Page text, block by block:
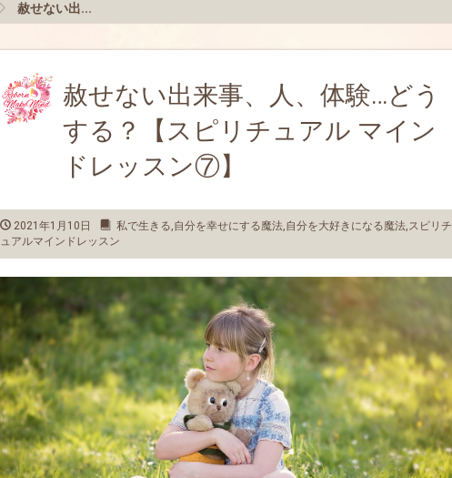
赦せない出...
赦せない出来事、人、体験…どう
する？【スピリチュアル マイン
ドレッスン⑦】
2021年1月10日 私で生きる,自分を幸せにする魔法,自分を大好きになる魔法,スピリチ
ュアルマインドレッスン